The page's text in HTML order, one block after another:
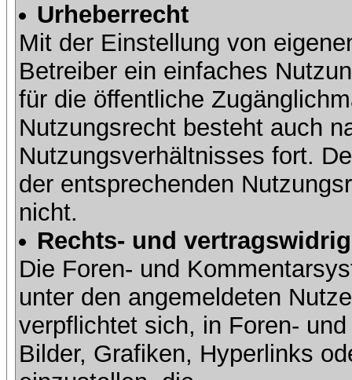
Urheberrecht
Mit der Einstellung von
Betreiber ein einfaches
für die öffentliche
Nutzungsrecht besteht auch
Nutzungsverhältnisses fort.
der entsprechenden
nicht.
Rechts- und
Die Foren- und
unter den angemeldeten
verpflichtet sich, in Foren-
Bilder, Grafiken, Hyperlinks